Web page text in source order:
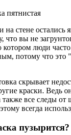
на стене остались
что вы не
котором люди
потому что это
скрывает
краски. Ведь
все следы от
всегда
пузырится?